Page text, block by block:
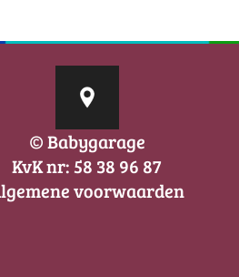
© Babygarage
KvK nr: 58 38 96 87
voorwaarden